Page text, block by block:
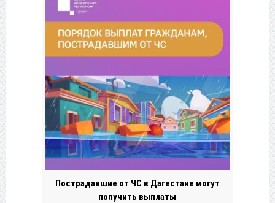
Пострадавшие от ЧС в Дагестане могут
получить выплаты